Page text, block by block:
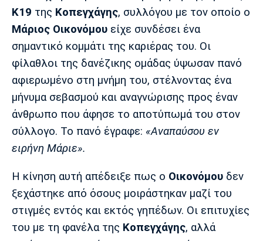
Πολιτισμός
Τραγούδια
Cine Spot
Running
Media
Παρασκήνιο
Πρόγραμμα TV
Ιωνικός Κηφισιά Πανσερραϊκός
Μπαρτσελόνα
Ρεάλ
Μαδρίτης
Ατλέτικο
Μάντσεστερ
Γιουνάιτεντ
Τσέλσι Άρσεναλ
Κ19 της Κοπεγχάγης, συλλόγου με τον οποίο ο
Μάριος Οικονόμου είχε συνδέσει ένα
σημαντικό κομμάτι της καριέρας του. Οι
φίλαθλοι της δανέζικης ομάδας ύψωσαν πανό
αφιερωμένο στη μνήμη του, στέλνοντας ένα
μήνυμα σεβασμού και αναγνώρισης προς έναν
άνθρωπο που άφησε το αποτύπωμά του στον
σύλλογο. Το πανό έγραφε: «Αναπαύσου εν
ειρήνη Μάριε».
Η κίνηση αυτή απέδειξε πως ο Οικονόμου δεν
ξεχάστηκε από όσους μοιράστηκαν μαζί του
στιγμές εντός και εκτός γηπέδων. Οι επιτυχίες
του με τη φανέλα της Κοπεγχάγης, αλλά